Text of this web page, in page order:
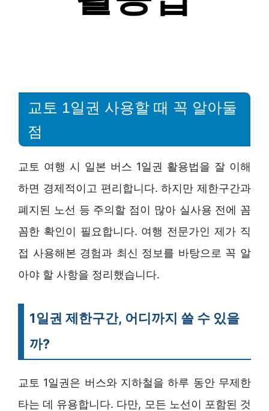
교토 1일권 사용할 때 꼭 알아둘
점
교토 여행 시 일본 버스 1일권 활용법을 잘 이해
하면 경제적이고 편리합니다. 하지만 제한구간과
폐지된 노선 등 주의할 점이 많아 실사용 전에 꼼
꼼한 확인이 필요합니다. 여행 전문가인 제가 직
접 사용해본 경험과 최신 정보를 바탕으로 꼭 알
아야 할 사항을 정리했습니다.
1일권 제한구간, 어디까지 쓸 수 있을
까?
교토 1일권은 버스와 지하철을 하루 동안 무제한
타는 데 유용합니다. 다만, 모든 노선이 포함된 것